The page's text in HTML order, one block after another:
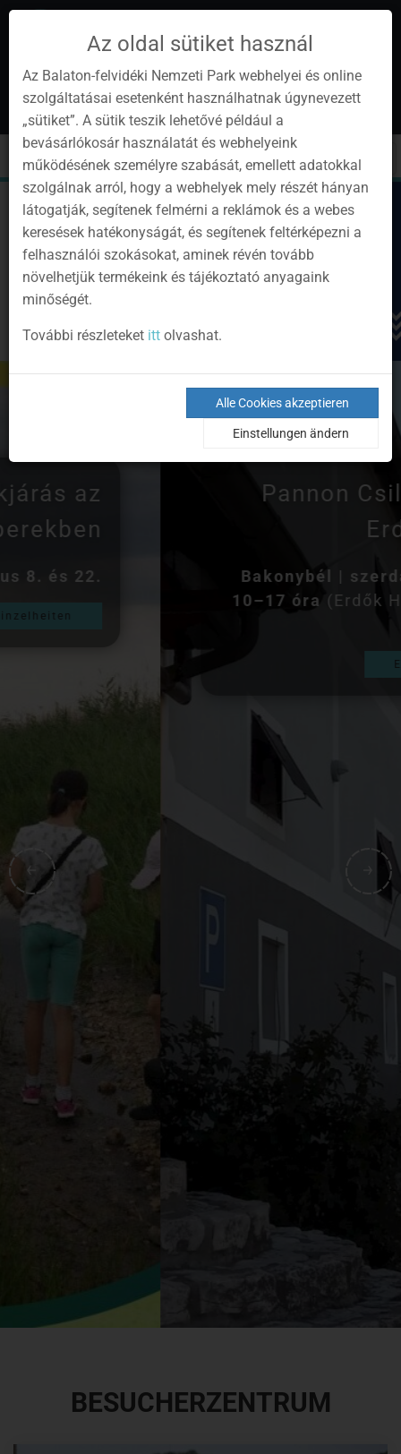
Instagram
YoutubeFacebookProgramok
Newsletter
de
Toggle
cart
Toggle
navigation
Anmelden
Pannon Csillagda és
Bakonybél | szerda–vasárnap
(Erdők Háza minden
BESUCHERZENTRUM
Az oldal sütiket használ
Az Balaton-felvidéki Nemzeti Park webhelyei és online
szolgáltatásai esetenként használhatnak úgynevezett
„sütiket”. A sütik teszik lehetővé például a
bevásárlókosár használatát és webhelyeink
működésének személyre szabását, emellett adatokkal
szolgálnak arról, hogy a webhelyek mely részét hányan
látogatják, segítenek felmérni a reklámok és a webes
keresések hatékonyságát, és segítenek feltérképezni a
felhasználói szokásokat, aminek révén tovább
növelhetjük termékeink és tájékoztató anyagaink
minőségét.
További részleteket ittolvashat.
Alle Cookies akzeptieren
Einstellungen ändern